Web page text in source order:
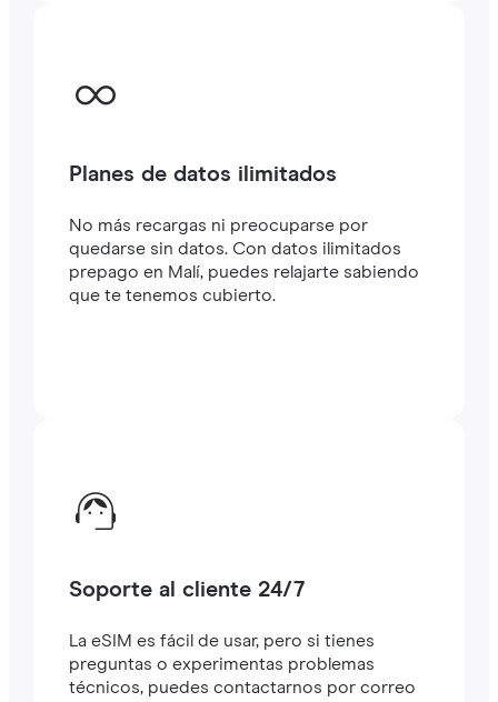
Planes de datos ilimitados
No más recargas ni preocuparse por
quedarse sin datos. Con datos ilimitados
prepago en Malí, puedes relajarte sabiendo
que te tenemos cubierto.
Soporte al cliente 24/7
La eSIM es fácil de usar, pero si tienes
preguntas o experimentas problemas
técnicos, puedes contactarnos por correo